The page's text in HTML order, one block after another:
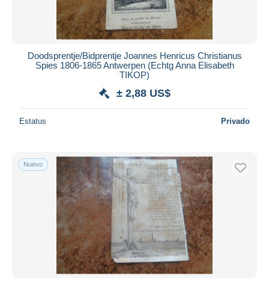
Doodsprentje/Bidprentje Joannes Henricus Christianus
Spies 1806-1865 Antwerpen (Echtg Anna Elisabeth
TIKOP)
± 2,88 US$
Estatus Privado
Nuevo